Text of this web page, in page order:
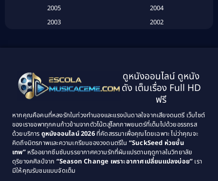
(134)
Classic หนังคลาสสิก(21)
Classic หนังคลาสสิก(25)
Comedy ตลก(46)
Comedy ตลก(515)
2005
2004
2003
2002
1995
1994
1993
1992
1989
1988
1987
1986
1985
1984
1983
1982
ดูหนังออนไลน์ ดูหนัง
ดัง เต็มเรื่อง Full HD
ฟรี
หากคุณคือคนที่หลงรักในท่วงทำนองและแรงบันดาลใจจากเสียงดนตรี เว็บไซต์
ของเราขอพาทุกคนก้าวข้ามจากตัวโน้ตสู่โลกภาพยนตร์ที่เต็มไปด้วยอรรถรส
ด้วยบริการ ดูหนังออนไลน์ 2026ที่คัดสรรมาเพื่อคุณโดยเฉพาะ ไม่ว่าคุณจะ
คิดถึงมิตรภาพและความเกรียนของวงดนตรีใน “SuckSeed ห่วยขั้น
เทพ”หรืออยากซึมซับบรรยากาศความรักที่ผันแปรตามฤดูกาลในวิทยาลัย
ดุริยางคศิลป์จาก “Season Change เพราะอากาศเปลี่ยนแปลงบ่อย” เรา
มีให้คุณรับชมแบบจัดเต็ม